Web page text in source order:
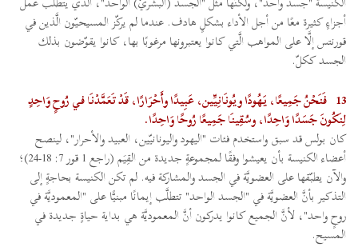
أجزاءٍ كثيرة معًا من أجل الأداء بشكلٍ هادف. عندما لم يركّز المسيحيّون الَّذين في
قورنتس إلَّا على المواهب الَّتي كانوا يعتبرونها مرغوبًا بها، كانوا يقوّضون بذلك
الجسد ككلّ.
13 فَنَحْنُ جَمِيعًا، يَهُودًا ويُونَانِيِّين، عَبِيدًا وأَحْرَارًا، قَدْ تَعَمَّدْنَا في رُوحٍ وَاحِدٍ
لِنَكُونَ جَسَدًا وَاحِدًا، وسُقِينَا جَمِيعًا رُوحًا وَاحِدًا.
كان بولس قد سبق واستخدم فئات "اليهود واليونانيّين، العبيد والأحرار"، لينصح
أعضاء الكنيسة بأن يعيشوا وفقًا لمجموعةٍ جديدة من القِيَم (راجع 1 قور 7: 18-24)؛
والآن يطبّقها على العضويَّة في الجسد والمشاركة فيه. لم تكن الكنيسة بحاجةٍ إلى
التذكير بأنَّ العضويَّة في "الجسد الواحد" تتطلَّب إيمانًا مبنيًّا على "المعموديَّة في
روحٍ واحد"، لأنَّ الجميع كانوا يدركون أنَّ المعموديَّة هي بداية حياةٍ جديدة في
المسيح.